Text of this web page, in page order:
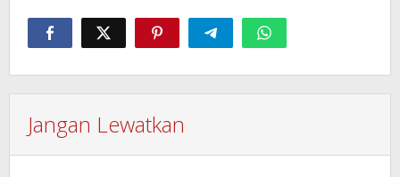
Jangan Lewatkan